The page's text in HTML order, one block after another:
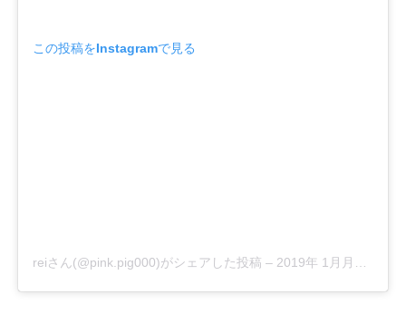
この投稿をInstagramで見る
reiさん(@pink.pig000)がシェアした投稿 – 2019年 1月月5日午後10時33分PST